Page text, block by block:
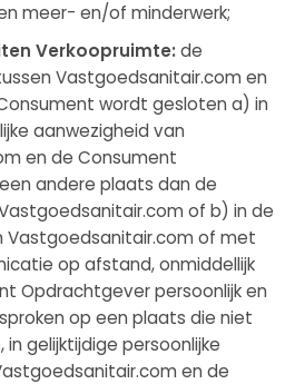
meer- en/of minderwerk;
Verkoopruimte:de
Vastgoedsanitair.com en
wordt gesloten a) in
aanwezigheid van
en de Consument
andere plaats dan de
of b) in de
Vastgoedsanitair.com of met
op afstand, onmiddellijk
Opdrachtgever persoonlijk en
op een plaats die niet
gelijktijdige persoonlijke
en de